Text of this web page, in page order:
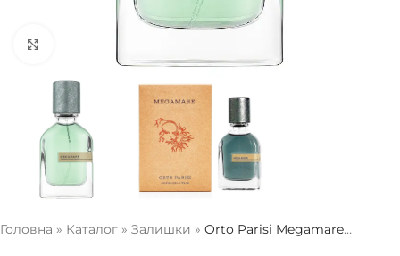
Головна » Каталог » Залишки » Orto Parisi Megamare